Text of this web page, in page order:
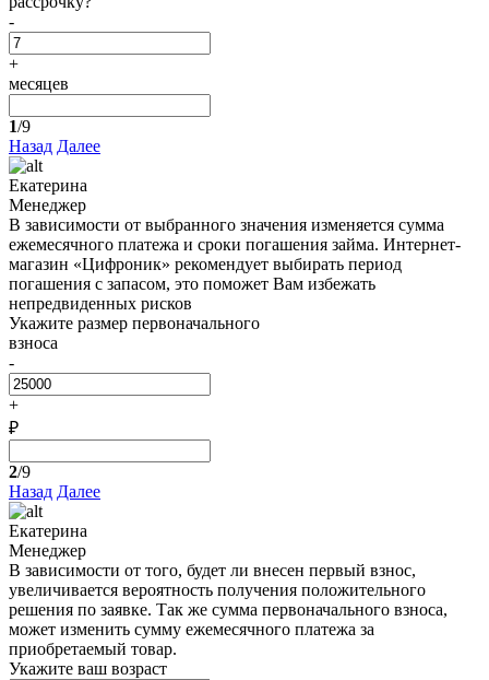
-
+
месяцев
1/9
Назад Далее
Екатерина
Менеджер
В зависимости от выбранного значения изменяется сумма
ежемесячного платежа и сроки погашения займа. Интернет-
магазин «Цифроник» рекомендует выбирать период
погашения с запасом, это поможет Вам избежать
непредвиденных рисков
Укажите размер первоначального
взноса
-
+
₽
2/9
Назад Далее
Екатерина
Менеджер
В зависимости от того, будет ли внесен первый взнос,
увеличивается вероятность получения положительного
решения по заявке. Так же сумма первоначального взноса,
может изменить сумму ежемесячного платежа за
приобретаемый товар.
Укажите ваш возраст